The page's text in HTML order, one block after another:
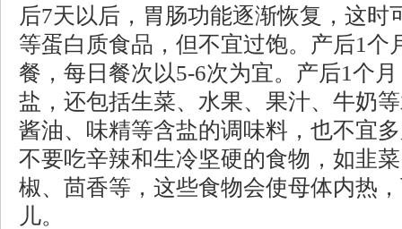
后7天以后，胃肠功能逐渐恢复，这时
等蛋白质食品，但不宜过饱。产后1个
餐，每日餐次以5-6次为宜。产后1个
盐，还包括生菜、水果、果汁、牛奶
酱油、味精等含盐的调味料，也不宜
不要吃辛辣和生冷坚硬的食物，如韭
椒、茴香等，这些食物会使母体内热
儿。